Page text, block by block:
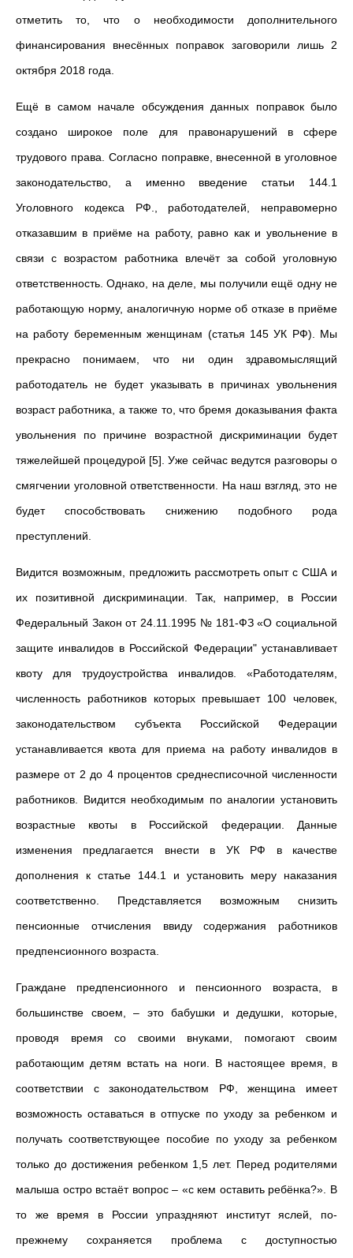
отметить то, что о необходимости дополнительного
финансирования внесённых поправок заговорили лишь 2
октября 2018 года.
Ещё в самом начале обсуждения данных поправок было
создано широкое поле для правонарушений в сфере
трудового права. Согласно поправке, внесенной в уголовное
законодательство, а именно введение статьи 144.1
Уголовного кодекса РФ., работодателей, неправомерно
отказавшим в приёме на работу, равно как и увольнение в
связи с возрастом работника влечёт за собой уголовную
ответственность. Однако, на деле, мы получили ещё одну не
работающую норму, аналогичную норме об отказе в приёме
на работу беременным женщинам (статья 145 УК РФ). Мы
прекрасно понимаем, что ни один здравомыслящий
работодатель не будет указывать в причинах увольнения
возраст работника, а также то, что бремя доказывания факта
увольнения по причине возрастной дискриминации будет
тяжелейшей процедурой [5]. Уже сейчас ведутся разговоры о
смягчении уголовной ответственности. На наш взгляд, это не
будет способствовать снижению подобного рода
преступлений.
Видится возможным, предложить рассмотреть опыт с США и
их позитивной дискриминации. Так, например, в России
Федеральный Закон от 24.11.1995 № 181-ФЗ «О социальной
защите инвалидов в Российской Федерации" устанавливает
квоту для трудоустройства инвалидов. «Работодателям,
численность работников которых превышает 100 человек,
законодательством субъекта Российской Федерации
устанавливается квота для приема на работу инвалидов в
размере от 2 до 4 процентов среднесписочной численности
работников. Видится необходимым по аналогии установить
возрастные квоты в Российской федерации. Данные
изменения предлагается внести в УК РФ в качестве
дополнения к статье 144.1 и установить меру наказания
соответственно. Представляется возможным снизить
пенсионные отчисления ввиду содержания работников
предпенсионного возраста.
Граждане предпенсионного и пенсионного возраста, в
большинстве своем, – это бабушки и дедушки, которые,
проводя время со своими внуками, помогают своим
работающим детям встать на ноги. В настоящее время, в
соответствии с законодательством РФ, женщина имеет
возможность оставаться в отпуске по уходу за ребенком и
получать соответствующее пособие по уходу за ребенком
только до достижения ребенком 1,5 лет. Перед родителями
малыша остро встаёт вопрос – «с кем оставить ребёнка?». В
то же время в России упраздняют институт яслей, по-
прежнему сохраняется проблема с доступностью